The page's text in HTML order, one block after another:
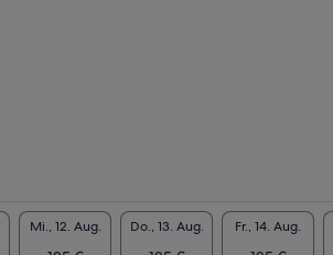
Mi., 12. Aug. Do., 13. Aug. Fr., 14. Aug.